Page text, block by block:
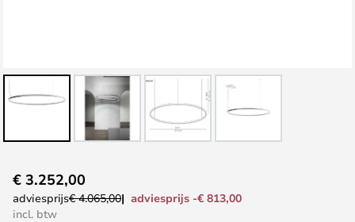
naar
het
€ 3.252,00
adviesprijs€ 4.065,00
adviesprijs -€ 813,00
incl. btw